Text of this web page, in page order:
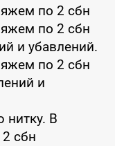
по 2 сбн
по 2 сбн
и убавлений.
по 2 сбн
и
В
сбн